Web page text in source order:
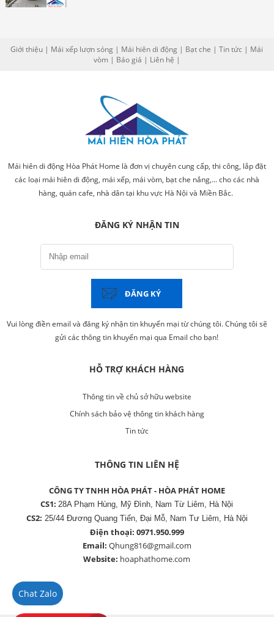
Giới thiệu | Mái xếp lượn sóng | Mái hiên di động | Bạt che |Tin tức | Mái
vòm| Báo giá | Liên hệ |
Mái hiên di động Hòa Phát Home là đơn vị chuyên cung cấp, thi công, lắp đặt
các loại mái hiên di động, mái xếp, mái vòm, bạt che nắng,... cho các nhà
hàng, quán cafe, nhà dân tại khu vực Hà Nội và Miền Bắc.
ĐĂNG KÝ NHẬN TIN
ĐĂNG KÝ
Vui lòng điền email và đăng ký nhận tin khuyến mại từ chúng tôi. Chúng tôi sẽ
gửi các thông tin khuyến mại qua Email cho bạn!
HỖ TRỢ KHÁCH HÀNG
Thông tin về chủ sở hữu website
Chính sách bảo vệ thông tin khách hàng
Tin tức
THÔNG TIN LIÊN HỆ
CÔNG TY TNHH HÒA PHÁT - HÒA PHÁT HOME
CS1:28A Phạm Hùng, Mỹ Đình, Nam Từ Liêm, Hà Nội
CS2: 25/44 Đương Quang Tiến, Đại Mỗ, Nam Tư Liêm, Hà Nội
Điện thoại: 0971.950.999
Email: Qhung816@gmail.com
Website: hoaphathome.com
Chat Zalo